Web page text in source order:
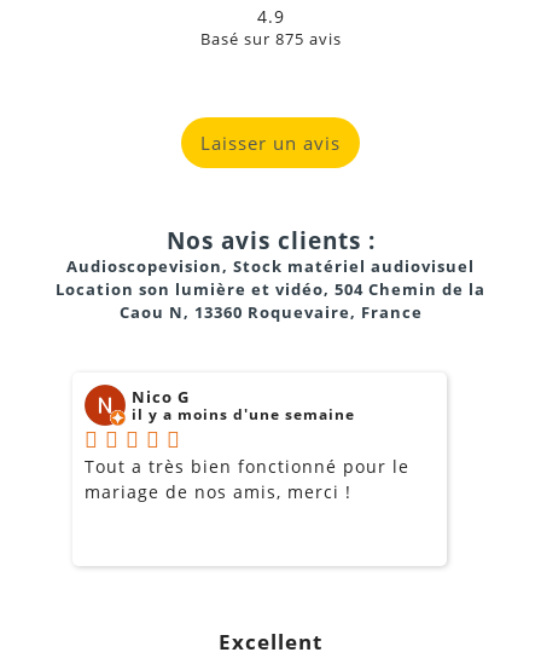
riches, comme afficher une vidéo de fond avec deux
Entrées: 1x HDMI 2.0, 4x SL-DVI (pour faire de la
directement vos dalles LED (capacité de charge totale
de 10,4M px).
Mosaïque DVI
: Vous pouvez combiner jusqu'à 4
4.9
Basé sur 875 avis
Laisser un avis
Nos avis clients :
Audioscopevision, Stock matériel audiovisuel
Location son lumière et vidéo, 504 Chemin de la
Caou N, 13360 Roquevaire, France
Nico G
il y a moins d'une semaine
Tout a très bien fonctionné pour le
mariage de nos amis, merci !
Excellent